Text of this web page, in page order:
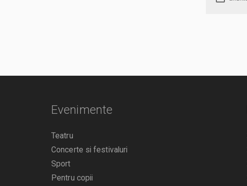
Evenimente
Teatru
Concerte si festivaluri
Sport
Pentru copii